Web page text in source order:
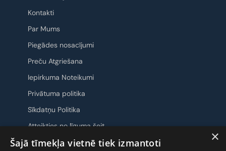
Kontakti
Par Mums
Piegādes nosacījumi
Preču Atgriešana
Iepirkuma Noteikumi
Privātuma politika
Sīkdatņu Politika
Atteikties no līguma šeit
×
Šajā tīmekļa vietnē tiek izmantoti